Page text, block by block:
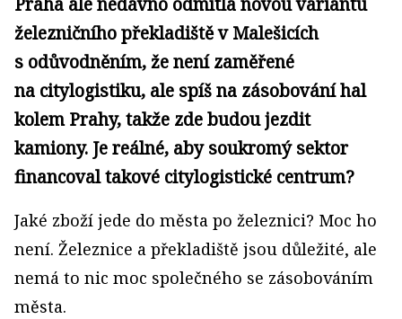
železničního překladiště v Malešicích
s odůvodněním, že není zaměřené
na citylogistiku, ale spíš na zásobování hal
kolem Prahy, takže zde budou jezdit
kamiony. Je reálné, aby soukromý sektor
financoval takové citylogistické centrum?
Jaké zboží jede do města po železnici? Moc ho
není. Železnice a překladiště jsou důležité, ale
nemá to nic moc společného se zásobováním
města.